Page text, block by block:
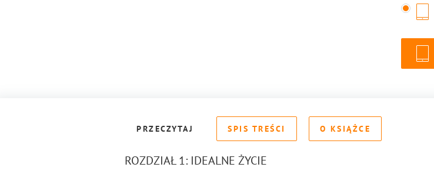
PRZECZYTAJ SPIS TREŚCI O KSIĄŻCE
ROZDZIAŁ 1: IDEALNE ŻYCIE